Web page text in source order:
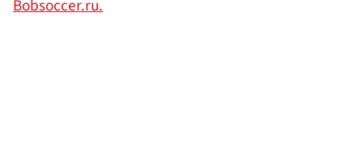
Bobsoccer.ru.